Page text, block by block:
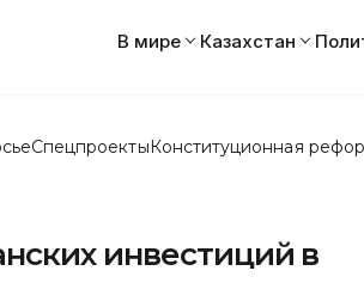
В мире Казахстан
СпецпроектыКонституционная
инвестиций в